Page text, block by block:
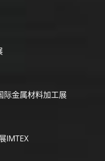
际金属材料加工展
IMTEX